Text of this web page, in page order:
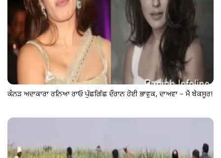
ਕੰਨੜ ਅਦਾਕਾਰਾ ਰਨਿਆ ਰਾਓ ਪੁੱਛਗਿੱਛ ਦੌਰਾਨ ਹੋਈ ਭਾਵੁਕ, ਦਾਅਵਾ – ਮੈਂ ਬੇਕਸੂਰ!